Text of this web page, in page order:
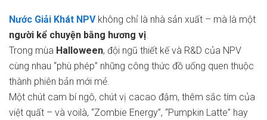
Nước Giải Khát NPVkhông chỉ là nhà sản xuất – mà là một
người kể chuyện bằng hương vị.
Trong mùa Halloween, đội ngũ thiết kế và R&D của NPV
cùng nhau “phù phép” những công thức đồ uống quen thuộc
thành phiên bản mới mẻ.
Một chút cam bí ngô, chút vị cacao đậm, thêm sắc tím của
việt quất – và voilà, “Zombie Energy”, “Pumpkin Latte” hay